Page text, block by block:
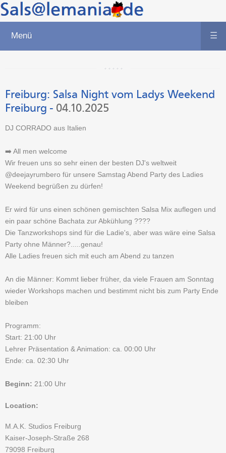
Menü ☰
Freiburg: Salsa Night vom Ladys Weekend
Freiburg - 04.10.2025
DJ CORRADO aus Italien
➡️ All men welcome
Wir freuen uns so sehr einen der besten DJ's weltweit
@deejayrumbero für unsere Samstag Abend Party des Ladies
Weekend begrüßen zu dürfen!
Er wird für uns einen schönen gemischten Salsa Mix auflegen und
ein paar schöne Bachata zur Abkühlung ????
Die Tanzworkshops sind für die Ladie's, aber was wäre eine Salsa
Party ohne Männer?.....genau!
Alle Ladies freuen sich mit euch am Abend zu tanzen
An die Männer: Kommt lieber früher, da viele Frauen am Sonntag
wieder Workshops machen und bestimmt nicht bis zum Party Ende
bleiben
Programm:
Start: 21:00 Uhr
Lehrer Präsentation & Animation: ca. 00:00 Uhr
Ende: ca. 02:30 Uhr
Beginn: 21:00 Uhr
Location:
M.A.K. Studios Freiburg
Kaiser-Joseph-Straße 268
79098 Freiburg